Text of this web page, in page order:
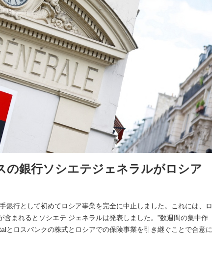
の銀行ソシエテジェネラルがロシア
銀行として初めてロシア事業を完全に中止しました。これには、ロ
まれるとソシエテ ジェネラルは発表しました。”数週間の集中作
とロスバンクの株式とロシアでの保険事業を引き継ぐことで合意に